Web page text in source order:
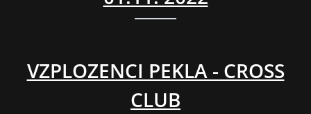
VZPLOZENCI PEKLA - CROSS
CLUB